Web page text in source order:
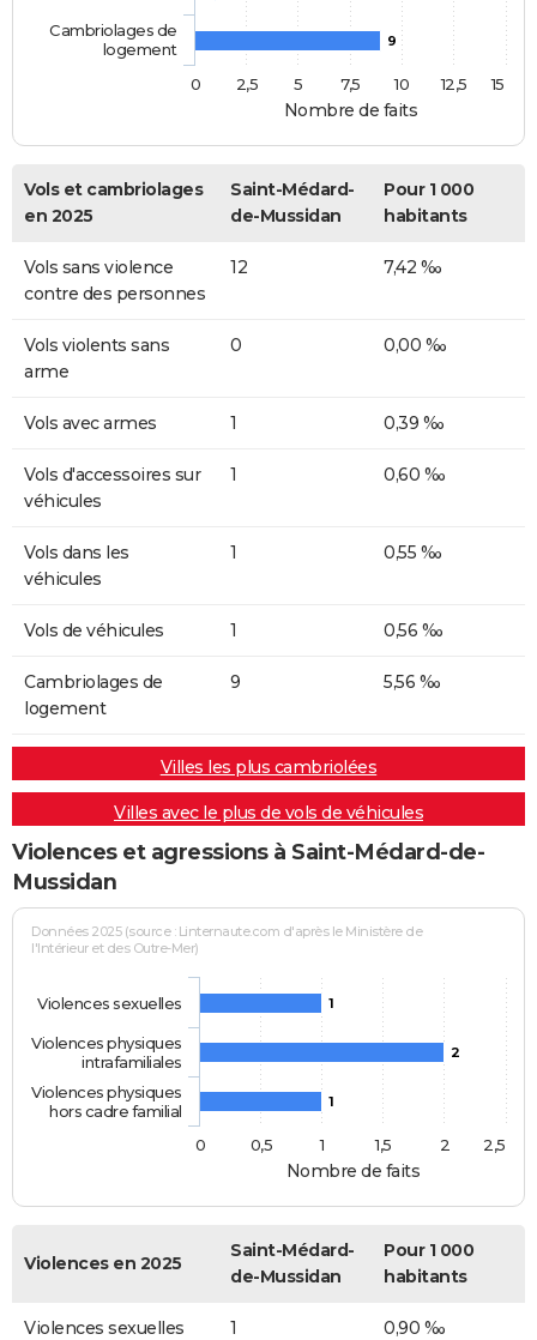
Nombre de faits
9
Cambriolages de
logement
0
2,5 5 7,5 10 12,5 15
Vols et cambriolages
en 2025
Saint-Médard-
de-Mussidan
Pour 1 000
habitants
Vols sans violence
contre des personnes
12 7,42 ‰
Vols violents sans
arme
0 0,00 ‰
Vols avec armes 1 0,39 ‰
Vols d'accessoires sur
véhicules
1 0,60 ‰
Vols dans les
véhicules
1 0,55 ‰
Vols de véhicules 1 0,56 ‰
Cambriolages de
logement
9 5,56 ‰
Villes les plus cambriolées
Villes avec le plus de vols de véhicules
Violences et agressions à Saint-Médard-de-
Mussidan
Nombre de faits
Données 2025 (source : Linternaute.com d'après le Ministère de
l'Intérieur et des Outre-Mer)
1
2
1
Violences sexuelles
Violences physiques
intrafamiliales
Violences physiques
hors cadre familial
0
0,5 1 1,5 2 2,5
Violences en 2025
Saint-Médard-
de-Mussidan
Pour 1 000
habitants
Violences sexuelles 1 0,90 ‰